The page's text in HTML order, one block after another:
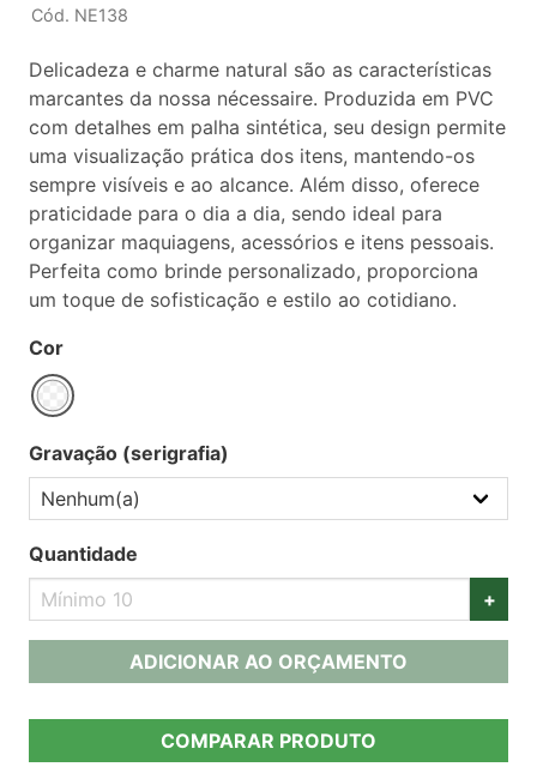
Cód. NE138
Delicadeza e charme natural são as características
marcantes da nossa nécessaire. Produzida em PVC
com detalhes em palha sintética, seu design permite
uma visualização prática dos itens, mantendo-os
sempre visíveis e ao alcance. Além disso, oferece
praticidade para o dia a dia, sendo ideal para
organizar maquiagens, acessórios e itens pessoais.
Perfeita como brinde personalizado, proporciona
um toque de sofisticação e estilo ao cotidiano.
Cor
Gravação (serigrafia)
Quantidade
+
ADICIONAR AO ORÇAMENTO
COMPARAR PRODUTO